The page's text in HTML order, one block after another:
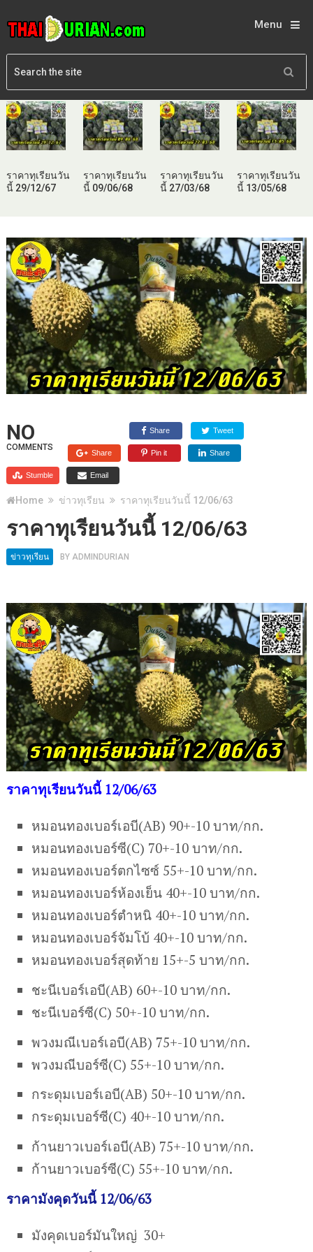
Menu
ราคาทุเรียนวัน
นี้ 29/12/67
ราคาทุเรียนวัน
นี้ 09/06/68
ราคาทุเรียนวัน
นี้ 27/03/68
ราคาทุเรียนวัน
นี้ 13/05/68
NO
COMMENTS
Share Tweet
Share Pin it Share
Stumble Email
Home ข่าวทุเรียน ราคาทุเรียนวันนี้ 12/06/63
ราคาทุเรียนวันนี้ 12/06/63
ข่าวทุเรียน BY ADMINDURIAN
ราคาทุเรียนวันนี้ 12/06/63
หมอนทองเบอร์เอบี(AB) 90+-10 บาท/กก.
หมอนทองเบอร์ซี(C) 70+-10 บาท/กก.
หมอนทองเบอร์ตกไซซ์ 55+-10 บาท/กก.
หมอนทองเบอร์ห้องเย็น 40+-10 บาท/กก.
หมอนทองเบอร์ตำหนิ 40+-10 บาท/กก.
หมอนทองเบอร์จัมโบ้ 40+-10 บาท/กก.
หมอนทองเบอร์สุดท้าย 15+-5 บาท/กก.
ชะนีเบอร์เอบี(AB) 60+-10 บาท/กก.
ชะนีเบอร์ซี(C) 50+-10 บาท/กก.
พวงมณีเบอร์เอบี(AB) 75+-10 บาท/กก.
พวงมณีบอร์ซี(C) 55+-10 บาท/กก.
กระดุมเบอร์เอบี(AB) 50+-10 บาท/กก.
กระดุมเบอร์ซี(C) 40+-10 บาท/กก.
ก้านยาวเบอร์เอบี(AB) 75+-10 บาท/กก.
ก้านยาวเบอร์ซี(C) 55+-10 บาท/กก.
ราคามังคุดวันนี้ 12/06/63
มังคุดเบอร์มันใหญ่ 30+